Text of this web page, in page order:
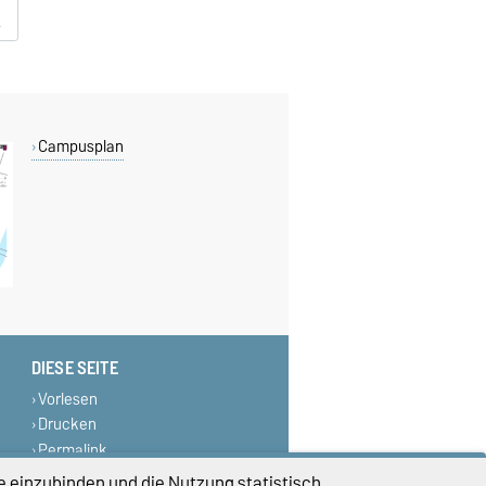
Campusplan
DIESE SEITE
Vorlesen
Drucken
Permalink